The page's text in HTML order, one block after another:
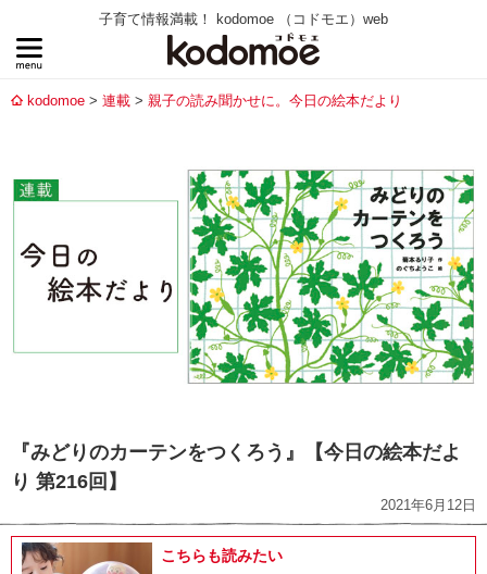
子育て情報満載！ kodomoe （コドモエ）web
kodomoe 連載 親子の読み聞かせに。今日の絵本だより
『みどりのカーテンをつくろう』【今日の絵本だよ
り 第216回】
2021年6月12日
こちらも読みたい